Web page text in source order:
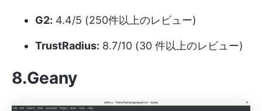
G2: 4.4/5 (250件以上のレビュー)
TrustRadius: 8.7/10 (30 件以上のレビュー)
8.Geany